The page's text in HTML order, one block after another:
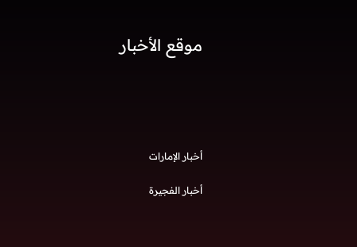
موقع الأخبار
أخبار الإمارات
أخبار الفجيرة